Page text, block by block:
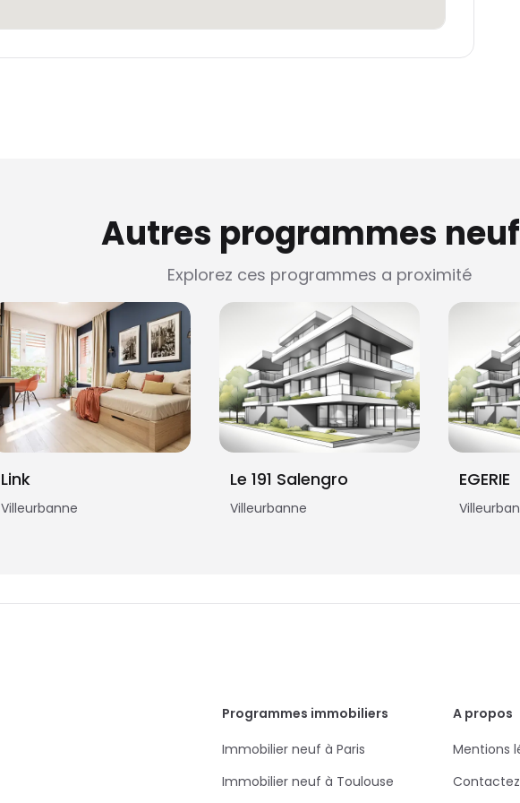
Autres programmes
Explorez ces programmes a proximité
Link
Villeurbanne
Le 191 Salengro
Villeurbanne
EGERIE
Programmes immobiliers
Immobilier neuf à Paris
Immobilier neuf à Toulouse
A propos
Mentions